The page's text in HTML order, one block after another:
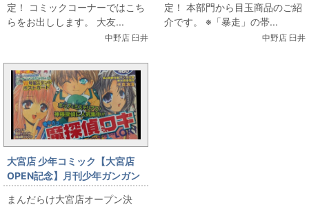
定！ コミックコーナーではこち
らをお出しします。 大友...
中野店 臼井
定！ 本部門から目玉商品のご紹
介です。 ※「暴走」の帯...
中野店 臼井
大宮店 少年コミック【大宮店
OPEN記念】月刊少年ガンガン
「鋼の錬金術師」新連載号
まんだらけ大宮店オープン決